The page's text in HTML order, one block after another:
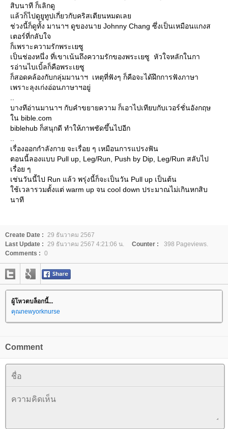
สิบนาที ก็เลิกดู
แล้วก็ไปดูยูทูปเกี่ยวกับคริสเตียนหมดเลย
ช่วงนี้ก็ดูทั้ง มานาฯ ดูของนาย Johnny Chang ซึ่งเป็นเหมือนแกงส
เตอร์ที่กลับใจ
ก็เพราะความรักพระเยซู
เป็นช่องหนึ่ง ที่เขาเน้นถึงความรักของพระเยซู หัวใจหลักในกา
รอ่านไบเบิ้ลก็คือพระเยซู
ก็สอดคล้องกับกลุ่มมานาฯ เหตุที่ฟังๆ ก็คือจะได้ฝึกการฟังภาษา
เพราะลุงเก่งอ่อนภาษาฯอยู่
บางทีอ่านมานาฯ กับคำขยายความ ก็เอาไปเทียบกับเวอร์ชั่นอังกฤษ
ใน bible.com
biblehub ก็สนุกดี ทำให้ภาพชัดขึ้นไปอีก
เรื่องออกกำลังกาย จะเรื่อย ๆ เหมือนการแปรงฟัน
ตอนนี้ลองแบบ Pull up, Leg/Run, Push by Dip, Leg/Run สลับไป
เรื่อย ๆ
เช่นวันนี้ไป Run แล้ว พรุ่งนี้ก็จะเป็นวัน Pull up เป็นต้น
ใช้เวลารวมตั้งแต่ warm up จน cool down ประมาณไม่เกินหกสิบ
นาที
Create Date : 29 ธันวาคม 2567
Last Update : 29 ธันวาคม 2567 4:21:06 น. Counter :
398 Pageviews.
Comments : 0
ผู้โหวตบล็อกนี้...
คุณnewyorknurse
Comment